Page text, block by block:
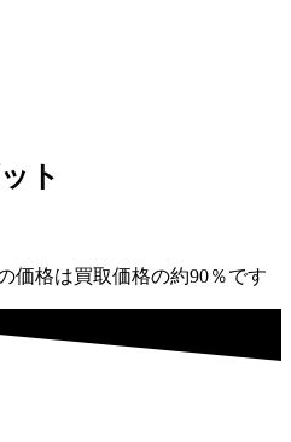
ト
価格は買取価格の約90％です